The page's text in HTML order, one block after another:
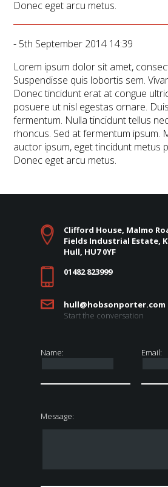
Donec eget arcu metus.
- 5th September 2014 14:39
Lorem ipsum dolor sit amet,
Suspendisse quis lobortis sem.
Donec tincidunt erat at congue
posuere ut nisl egestas ornare.
fermentum. Nulla tincidunt tellus
rhoncus. Sed at fermentum ipsum.
auctor ipsum, eget tincidunt metus
Donec eget arcu metus.
Clifford House, Malmo
Fields Industrial Estate,
Hull, HU7 0YF
01482 823999
hull@hobsonporter.com
Start the conversation
Name: Email:
Message: